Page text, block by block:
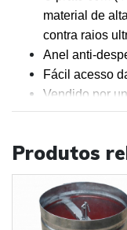
material de
contra raios
Anel anti-
Fácil acesso
Vendido por
O comedouro pode
com 20cm
regulagem de
presos � liga "S".
Produtos